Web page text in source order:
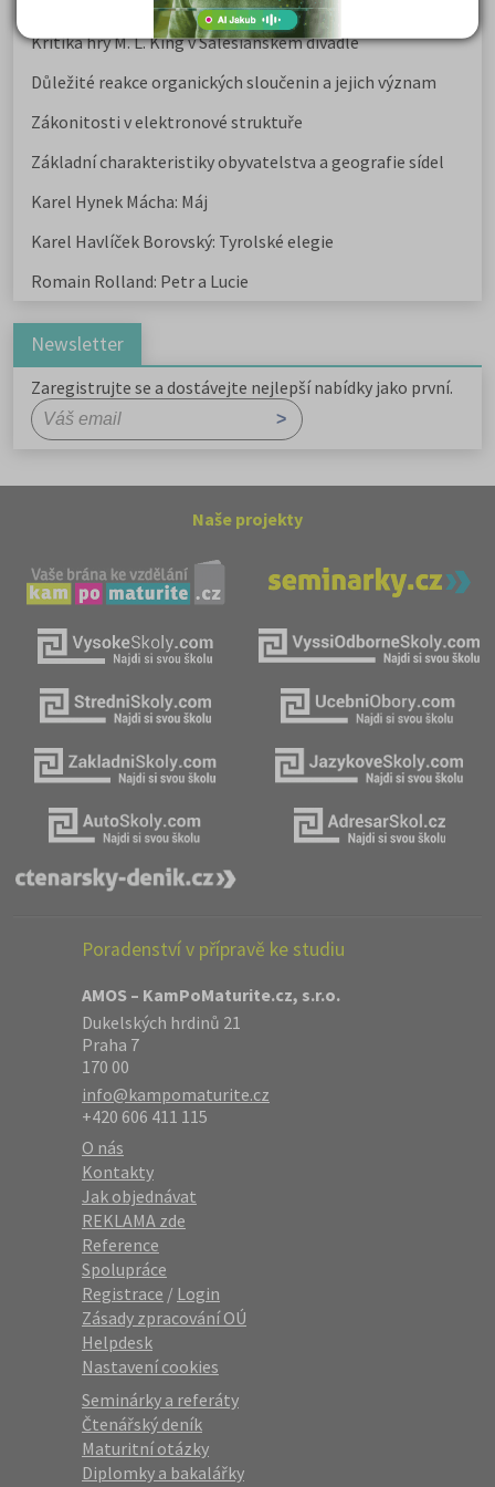
Kritika hry M. L. King v Salesiánském divadle
Důležité reakce organických sloučenin a jejich význam
Zákonitosti v elektronové struktuře
Základní charakteristiky obyvatelstva a geografie sídel
Karel Hynek Mácha: Máj
Karel Havlíček Borovský: Tyrolské elegie
Romain Rolland: Petr a Lucie
Newsletter
Zaregistrujte se a dostávejte nejlepší nabídky jako první.
Naše projekty
Poradenství v přípravě ke studiu
AMOS – KamPoMaturite.cz, s.r.o.
Dukelských hrdinů 21
Praha 7
170 00
info@kampomaturite.cz
+420 606 411 115
O nás
Kontakty
Jak objednávat
REKLAMA zde
Reference
Spolupráce
Registrace / Login
Zásady zpracování OÚ
Helpdesk
Nastavení cookies
Seminárky a referáty
Čtenářský deník
Maturitní otázky
Diplomky a bakalářky